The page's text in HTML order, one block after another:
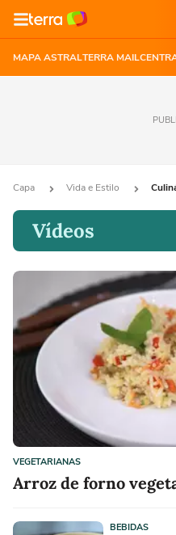
MAPA ASTRALTERRA MAIL
Capa Vida e Estilo
Vídeos
VEGETARIANAS
Arroz de forno
BEBIDAS